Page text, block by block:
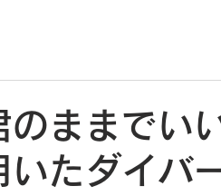
のままでい
いたダイバ